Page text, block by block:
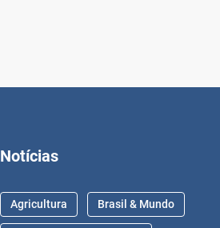
Notícias
Agricultura Brasil & Mundo